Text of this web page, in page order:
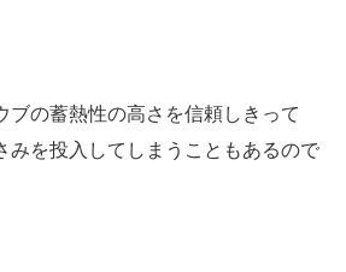
ブの蓄熱性の高さを信頼しきって
みを投入してしまうこともあるので